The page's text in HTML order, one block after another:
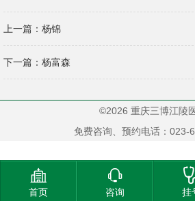
上一篇： 杨锦
下一篇： 杨富森
©2026 重庆三博江陵
免费咨询、预约电话：023-

首页

咨询 挂